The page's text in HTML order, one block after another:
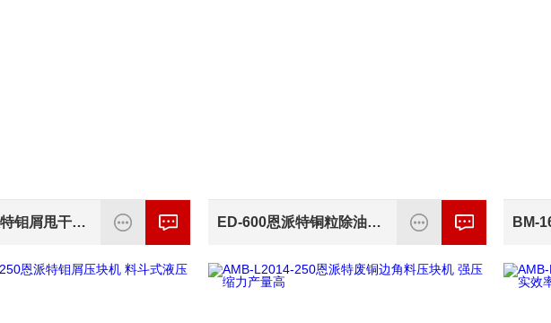
ED-400恩派特钼屑甩干机 离心式脱油 ED-600恩派特铜粒除油机 自动化控制效率高